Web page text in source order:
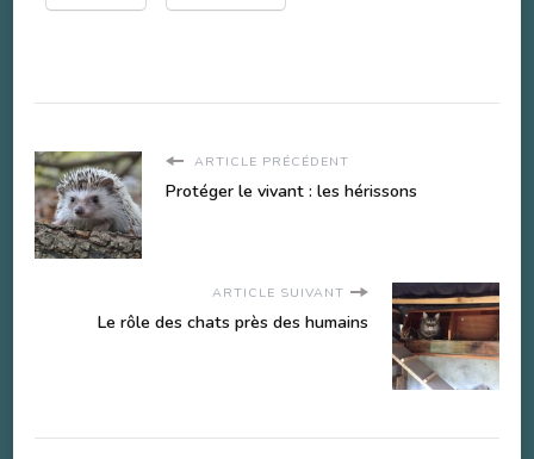
ARTICLE PRÉCÉDENT
Protéger le vivant : les hérissons
ARTICLE SUIVANT
Le rôle des chats près des humains